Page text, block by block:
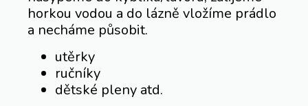
horkou vodou a do lázně vložíme prádlo
a necháme působit.
utěrky
ručníky
dětské pleny atd.